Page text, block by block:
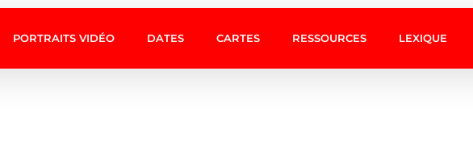
PORTRAITS VIDÉO DATES CARTES RESSOURCES LEXIQUE